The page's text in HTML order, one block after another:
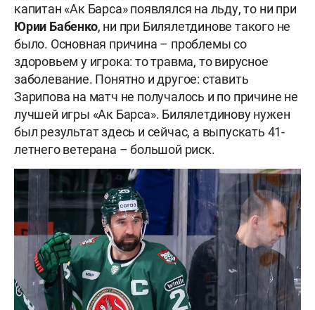
капитан «Ак Барса» появлялся на льду, то ни при
Юрии Бабенко, ни при Билялетдинове такого не
было. Основная причина – проблемы со
здоровьем у игрока: то травма, то вирусное
заболевание. Понятно и другое: ставить
Зарипова на матч не получалось и по причине не
лучшей игры «Ак Барса». Билялетдинову нужен
был результат здесь и сейчас, а выпускать 41-
летнего ветерана – большой риск.